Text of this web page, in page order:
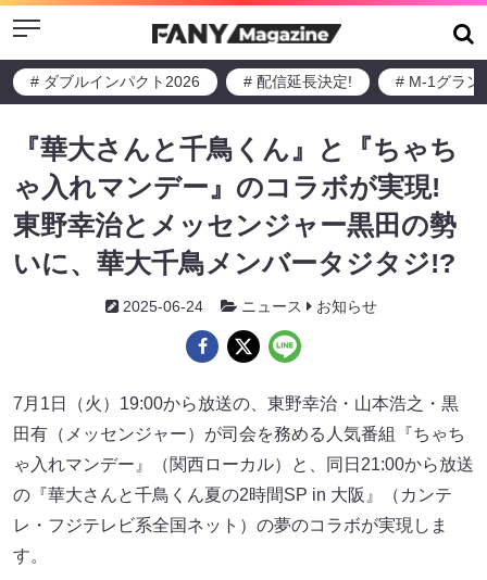
Menu
# ダブルインパクト2026 # 配信延長決定! # M-1グラン
『華大さんと千鳥くん』と『ちゃち
ゃ入れマンデー』のコラボが実現!
東野幸治とメッセンジャー黒田の勢
いに、華大千鳥メンバータジタジ!?
2025-06-24 ニュース お知らせ
7月1日（火）19:00から放送の、東野幸治・山本浩之・黒
田有（メッセンジャー）が司会を務める人気番組『ちゃち
ゃ入れマンデー』（関西ローカル）と、同日21:00から放送
の『華大さんと千鳥くん夏の2時間SP in 大阪』（カンテ
レ・フジテレビ系全国ネット）の夢のコラボが実現しま
す。